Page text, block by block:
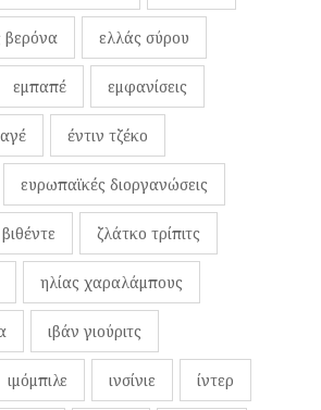
βερόνα ελλάς σύρου
εμπαπέ εμφανίσεις
έντιν τζέκο
ευρωπαϊκές διοργανώσεις
ζλάτκο τρίπιτς
ηλίας χαραλάμπους
ιβάν γιούριτς
ιμόμπιλε ινσίνιε ίντερ